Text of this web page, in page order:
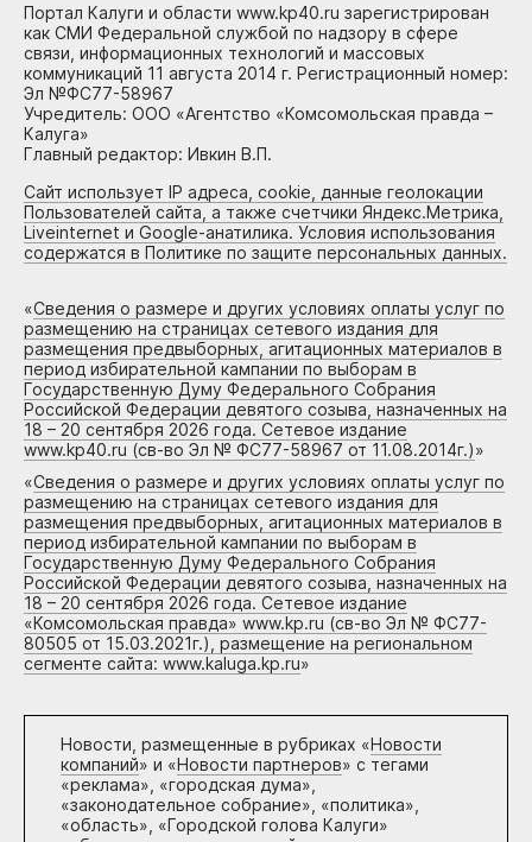
Портал Калуги и области www.kp40.ru зарегистрирован
как СМИ Федеральной службой по надзору в сфере
связи, информационных технологий и массовых
коммуникаций 11 августа 2014 г. Регистрационный номер:
Эл №ФС77-58967
Учредитель: ООО «Агентство «Комсомольская правда –
Калуга»
Главный редактор: Ивкин В.П.
Сайт использует IP адреса, cookie, данные геолокации
Пользователей сайта, а также счетчики Яндекс.Метрика,
Liveinternet и Google-анатилика. Условия использования
содержатся в Политике по защите персональных данных.
«Сведения о размере и других условиях оплаты услуг по
размещению на страницах сетевого издания для
размещения предвыборных, агитационных материалов в
период избирательной кампании по выборам в
Государственную Думу Федерального Собрания
Российской Федерации девятого созыва, назначенных на
18 – 20 сентября 2026 года. Сетевое издание
www.kp40.ru (св-во Эл № ФС77-58967 от 11.08.2014г.)»
«Сведения о размере и других условиях оплаты услуг по
размещению на страницах сетевого издания для
размещения предвыборных, агитационных материалов в
период избирательной кампании по выборам в
Государственную Думу Федерального Собрания
Российской Федерации девятого созыва, назначенных на
18 – 20 сентября 2026 года. Сетевое издание
«Комсомольская правда» www.kp.ru (св-во Эл № ФС77-
80505 от 15.03.2021г.), размещение на региональном
сегменте сайта: www.kaluga.kp.ru»
Новости, размещенные в рубриках «Новости
компаний» и «Новости партнеров» с тегами
«реклама», «городская дума»,
«законодательное собрание», «политика»,
«область», «Городской голова Калуги»